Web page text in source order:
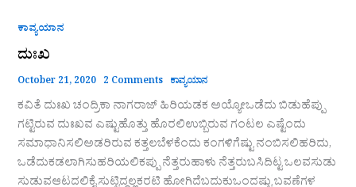
ಕಾವ್ಯಯಾನ
ದುಃಖ
October 21, 2020 2 Comments ಕಾವ್ಯಯಾನ
ಕವಿತೆ ದುಃಖ ಚಂದ್ರಿಕಾ ನಾಗರಾಜ್ ಹಿರಿಯಡಕ ಅಯ್ಯೋಒಡೆದು ಬಿಡುಹೆಪ್ಪು
ಗಟ್ಟಿರುವ ದುಃಖವ ಎಷ್ಟುಹೊತ್ತು ಹೊರಲಿಉಬ್ಬಿರುವ ಗಂಟಲ ಎಷ್ಟೆಂದು
ಸಮಾಧಾನಿಸಲಿಅಡರಿರುವ ಕತ್ತಲಬೆಳಕೆಂದು ಕಂಗಳಿಗೆಷ್ಟು ನಂಬಿಸಲಿಹರಿದು,
ಒಡೆದುಕಡಲಾಗಿಸುಹರಿಯಲಿಕಪ್ಪು ನೆತ್ತರುಹಾಳು ನೆತ್ತರುಬಸಿದಿಟ್ಟ ಒಲವಸುಡು